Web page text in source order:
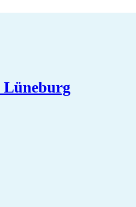
Lüneburg